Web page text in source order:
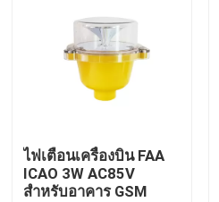
ไฟเตือนเครื่องบิน FAA
ICAO 3W AC85V
สำหรับอาคาร GSM